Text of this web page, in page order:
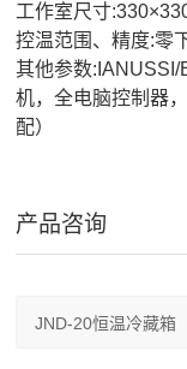
工作室尺寸
控温范围、精度:
其他参数
机，全电脑控制器
配）
产品咨询